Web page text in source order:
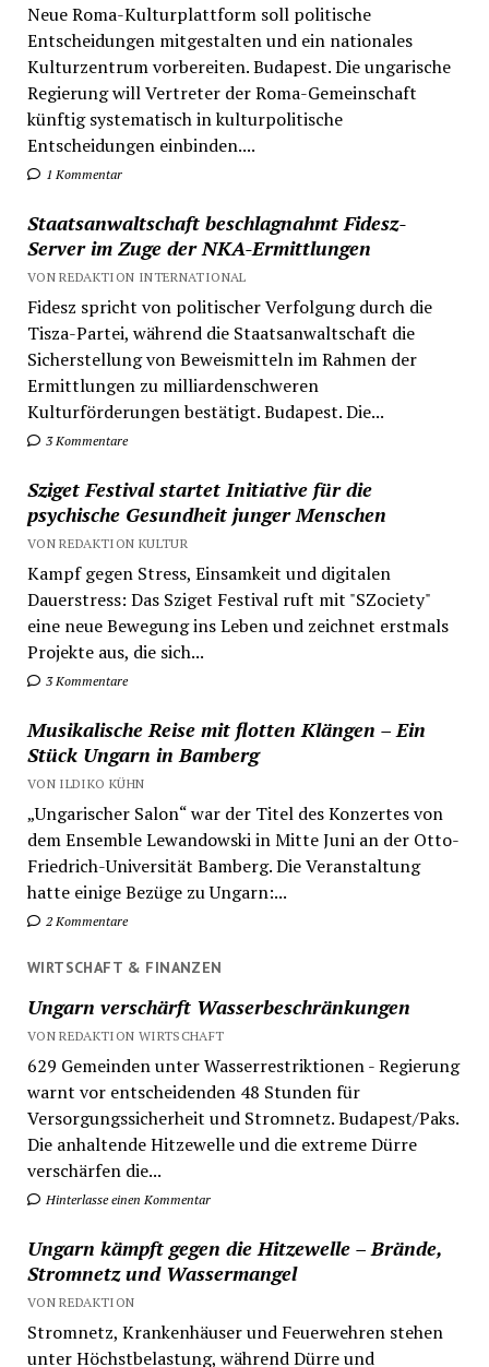
Neue Roma-Kulturplattform soll politische
Entscheidungen mitgestalten und ein nationales
Kulturzentrum vorbereiten. Budapest. Die ungarische
Regierung will Vertreter der Roma-Gemeinschaft
künftig systematisch in kulturpolitische
Entscheidungen einbinden....
1 Kommentar
Staatsanwaltschaft beschlagnahmt Fidesz-
Server im Zuge der NKA-Ermittlungen
VON REDAKTION INTERNATIONAL
Fidesz spricht von politischer Verfolgung durch die
Tisza-Partei, während die Staatsanwaltschaft die
Sicherstellung von Beweismitteln im Rahmen der
Ermittlungen zu milliardenschweren
Kulturförderungen bestätigt. Budapest. Die...
3 Kommentare
Sziget Festival startet Initiative für die
psychische Gesundheit junger Menschen
VON REDAKTION KULTUR
Kampf gegen Stress, Einsamkeit und digitalen
Dauerstress: Das Sziget Festival ruft mit "SZociety"
eine neue Bewegung ins Leben und zeichnet erstmals
Projekte aus, die sich...
3 Kommentare
Musikalische Reise mit flotten Klängen – Ein
Stück Ungarn in Bamberg
VON ILDIKO KÜHN
„Ungarischer Salon“ war der Titel des Konzertes von
dem Ensemble Lewandowski in Mitte Juni an der Otto-
Friedrich-Universität Bamberg. Die Veranstaltung
hatte einige Bezüge zu Ungarn:...
2 Kommentare
WIRTSCHAFT & FINANZEN
Ungarn verschärft Wasserbeschränkungen
VON REDAKTION WIRTSCHAFT
629 Gemeinden unter Wasserrestriktionen - Regierung
warnt vor entscheidenden 48 Stunden für
Versorgungssicherheit und Stromnetz. Budapest/Paks.
Die anhaltende Hitzewelle und die extreme Dürre
verschärfen die...
Hinterlasse einen Kommentar
Ungarn kämpft gegen die Hitzewelle – Brände,
Stromnetz und Wassermangel
VON REDAKTION
Stromnetz, Krankenhäuser und Feuerwehren stehen
unter Höchstbelastung, während Dürre und